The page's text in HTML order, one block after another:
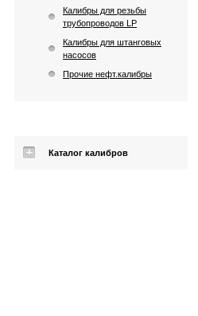
Калибры для резьбы
трубопроводов LP
Калибры для штанговых
насосов
Прочие нефт.калибры
Каталог калибров